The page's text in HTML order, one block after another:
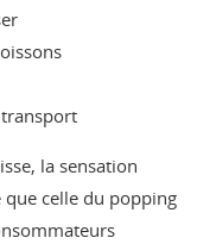
la sensation
que celle du popping